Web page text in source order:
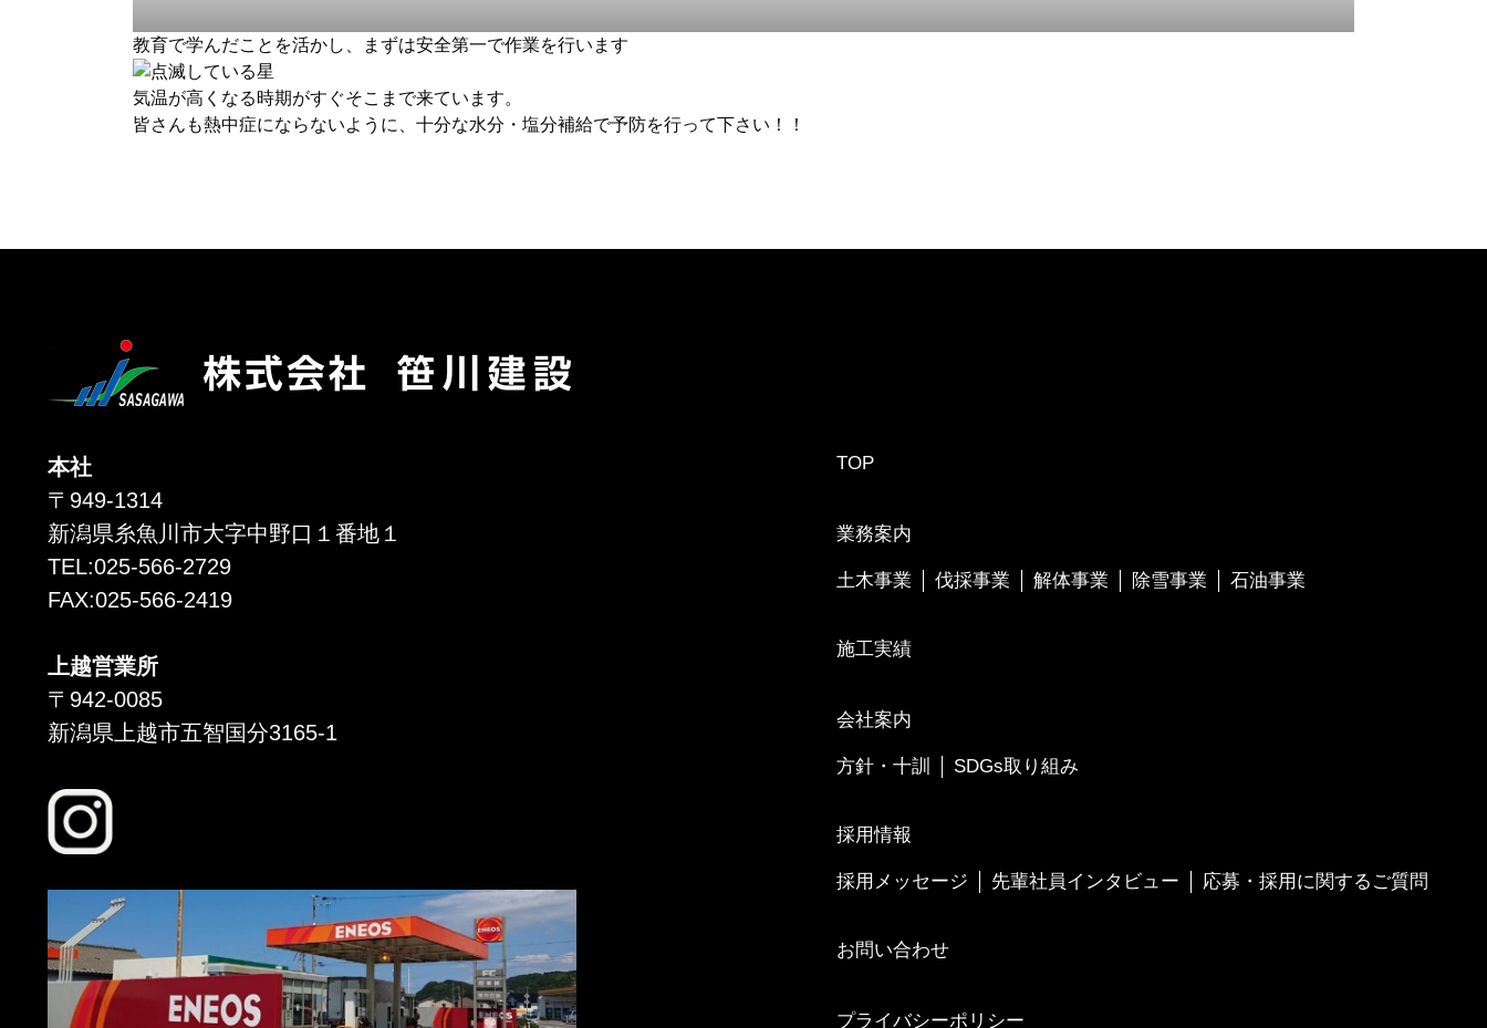
教育で学んだことを活かし、まずは安全第一で作業を行います
気温が高くなる時期がすぐそこまで来ています。
皆さんも熱中症にならないように、十分な水分・塩分補給で予防を行って下さい！！
本社
〒949-1314
新潟県糸魚川市大字中野口１番地１
TEL:025-566-2729
FAX:025-566-2419
上越営業所
〒942-0085
新潟県上越市五智国分3165-1
TOP
業務案内
土木事業 伐採事業 解体事業 除雪事業 石油事業
施工実績
会社案内
方針・十訓 SDGs取り組み
採用情報
採用メッセージ 先輩社員インタビュー 応募・採用に関するご質問
お問い合わせ
プライバシーポリシー